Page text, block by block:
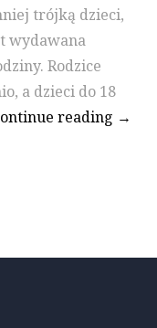
trójką dzieci,
wydawana
Rodzice
a dzieci do 18
reading →